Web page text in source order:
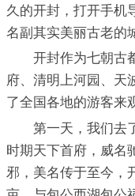
久的开封，打开手机
名副其实美丽古老的
开封作为七朝古都
府、清明上河园、天
了全国各地的游客来
第一天，我们去了
时期天下首府，威名
邪，美名传于至今，